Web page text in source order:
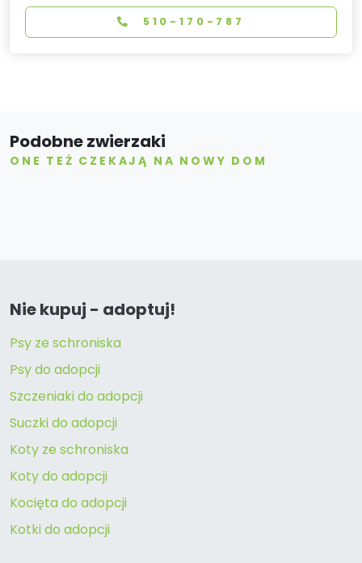
510-170-787
Podobne zwierzaki
ONE TEŻ CZEKAJĄ NA NOWY DOM
Nie kupuj - adoptuj!
Psy ze schroniska
Psy do adopcji
Szczeniaki do adopcji
Suczki do adopcji
Koty ze schroniska
Koty do adopcji
Kocięta do adopcji
Kotki do adopcji